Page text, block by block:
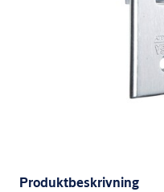
Produktbeskrivning